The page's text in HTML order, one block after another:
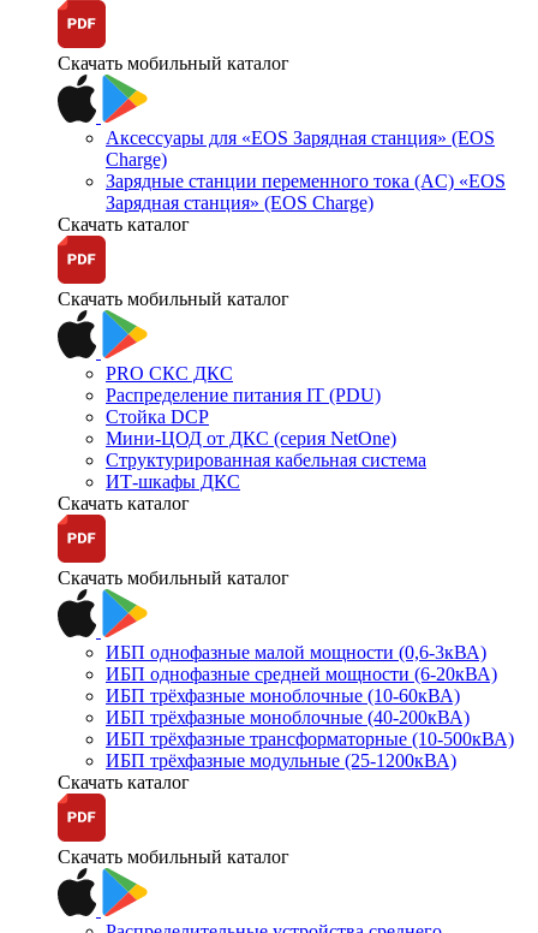
Скачать мобильный каталог
Аксессуары для «EOS Зарядная станция» (EOS
Charge)
Зарядные станции переменного тока (AC) «EOS
Зарядная станция» (EOS Charge)
Скачать каталог
Скачать мобильный каталог
PRO СКС ДКС
Распределение питания IT (PDU)
Стойка DCP
Мини-ЦОД от ДКС (серия NetOne)
Структурированная кабельная система
ИТ-шкафы ДКС
Скачать каталог
Скачать мобильный каталог
ИБП однофазные малой мощности (0,6-3кВА)
ИБП однофазные средней мощности (6-20кВА)
ИБП трёхфазные моноблочные (10-60кВА)
ИБП трёхфазные моноблочные (40-200кВА)
ИБП трёхфазные трансформаторные (10-500кВА)
ИБП трёхфазные модульные (25-1200кВА)
Скачать каталог
Скачать мобильный каталог